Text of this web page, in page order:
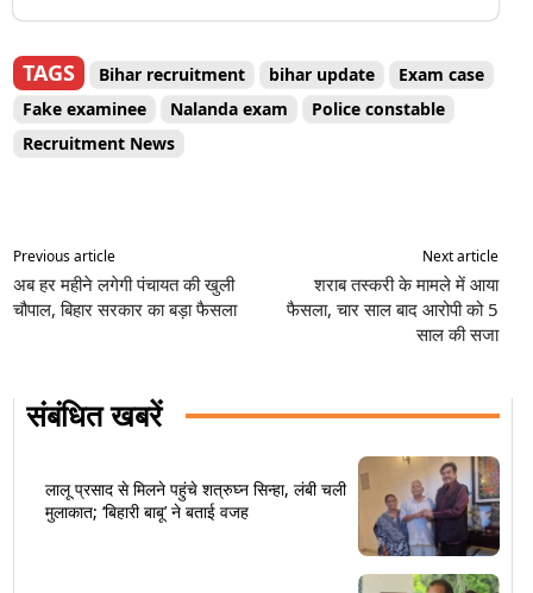
TAGS Bihar recruitment bihar update
Exam case
Fake examinee
Nalanda exam
Police constable
Recruitment News
Previous article
अब हर महीने लगेगी पंचायत की खुली
चौपाल, बिहार सरकार का बड़ा फैसला
Next article
शराब तस्करी के मामले में आया
फैसला, चार साल बाद आरोपी को 5
साल की सजा
संबंधित खबरें
लालू प्रसाद से मिलने पहुंचे शत्रुघ्न सिन्हा, लंबी चली
मुलाकात; ‘बिहारी बाबू’ ने बताई वजह